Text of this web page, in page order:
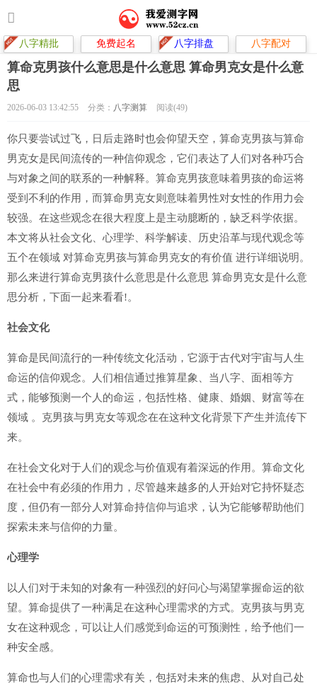
八字精批 免费起名 八字排盘 八字配对
算命克男孩什么意思是什么意思 算命男克女是什么意
思
2026-06-03 13:42:55 分类： 八字测算 阅读(49)
你只要尝试过飞，日后走路时也会仰望天空，算命克男孩与算命
男克女是民间流传的一种信仰观念，它们表达了人们对各种巧合
与对象之间的联系的一种解释。算命克男孩意味着男孩的命运将
受到不利的作用，而算命男克女则意味着男性对女性的作用力会
较强。在这些观念在很大程度上是主动臆断的，缺乏科学依据。
本文将从社会文化、心理学、科学解读、历史沿革与现代观念等
五个在领域 对算命克男孩与算命男克女的有价值 进行详细说明。
那么来进行算命克男孩什么意思是什么意思 算命男克女是什么意
思分析，下面一起来看看!。
社会文化
算命是民间流行的一种传统文化活动，它源于古代对宇宙与人生
命运的信仰观念。人们相信通过推算星象、当八字、面相等方
式，能够预测一个人的命运，包括性格、健康、婚姻、财富等在
领域 。克男孩与男克女等观念在在这种文化背景下产生并流传下
来。
在社会文化对于人们的观念与价值观有着深远的作用。算命文化
在社会中有必须的作用力，尽管越来越多的人开始对它持怀疑态
度，但仍有一部分人对算命持信仰与追求，认为它能够帮助他们
探索未来与信仰的力量。
心理学
以人们对于未知的对象有一种强烈的好问心与渴望掌握命运的欲
望。算命提供了一种满足在这种心理需求的方式。克男孩与男克
女在这种观念，可以让人们感觉到命运的可预测性，给予他们一
种安全感。
算命也与人们的心理需求有关，包括对未来的焦虑、从对自己处